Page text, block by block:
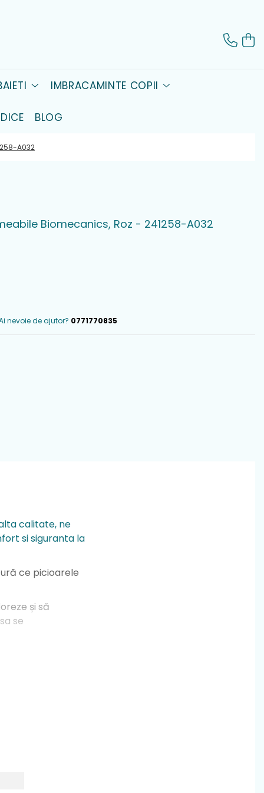
IMBRACAMINTE COPII
BLOG
A032
Biomecanics, Roz - 241258-A032
nevoie de ajutor? 0771770835
calitate, ne
si siguranta la
ce picioarele
și să
se